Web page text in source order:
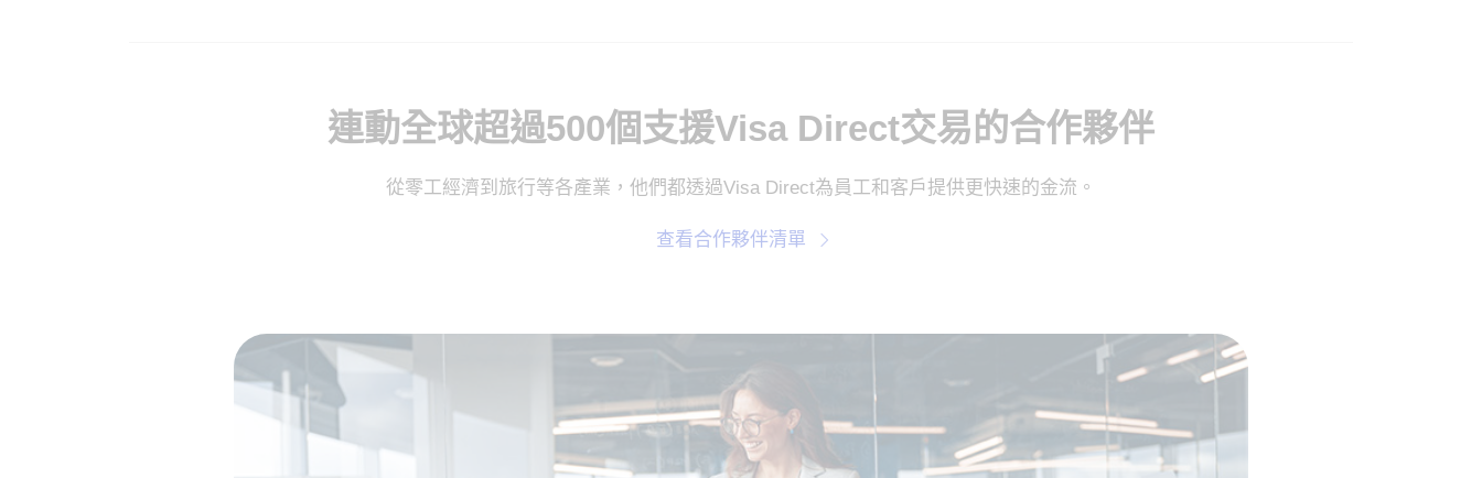
連動全球超過500個支援Visa Direct交易的合作夥伴
從零工經濟到旅行等各產業，他們都透過Visa Direct為員工和客戶提供更快速的金流。
查看合作夥伴清單